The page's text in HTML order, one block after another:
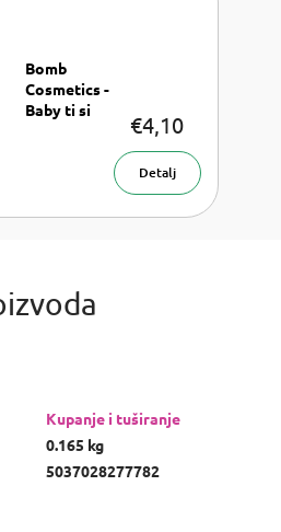
Bomb
Cosmetics -
Baby ti si
€4,10
Detalj
Kupanje i tuširanje
0.165 kg
5037028277782